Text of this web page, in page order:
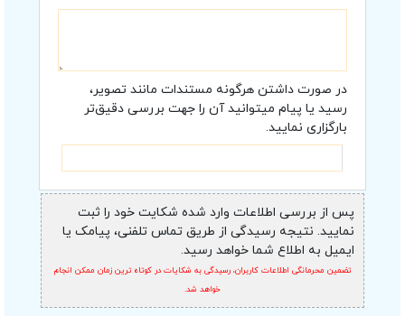
در صورت داشتن هرگونه مستندات مانند تصویر،
رسید یا پیام میتوانید آن را جهت بررسی دقیق‌تر
بارگزاری نمایید.
پس از بررسی اطلاعات وارد شده شکایت خود را ثبت
نمایید. نتیجه رسیدگی از طریق تماس تلفنی، پیامک یا
ایمیل به اطلاع شما خواهد رسید.
تضمین محرمانگی اطلاعات کاربران، رسیدگی به شکایات در کوتاه ترین زمان ممکن انجام
خواهد شد.